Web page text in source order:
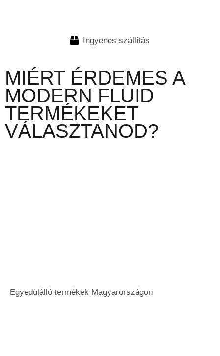
Ingyenes szállítás
MIÉRT ÉRDEMES A
MODERN FLUID
TERMÉKEKET
VÁLASZTANOD?
Egyedülálló termékek Magyarországon